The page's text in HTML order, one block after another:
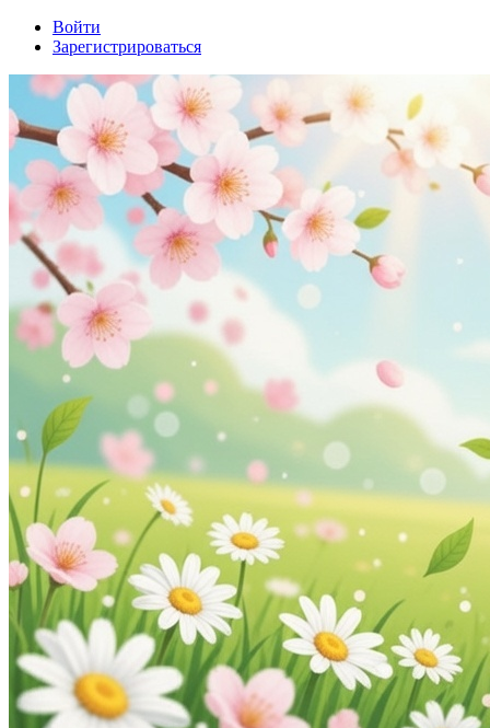
Войти
Зарегистрироваться